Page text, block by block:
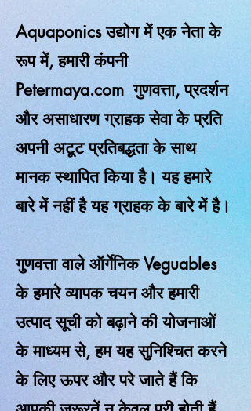
Aquaponics उद्योग में एक नेता के
रूप में, हमारी कंपनी
Petermaya.com गुणवत्ता, प्रदर्शन
और असाधारण ग्राहक सेवा के प्रति
अपनी अटूट प्रतिबद्धता के साथ
मानक स्थापित किया है। यह हमारे
बारे में नहीं है यह ग्राहक के बारे में है।
गुणवत्ता वाले ऑर्गेनिक Veguables
के हमारे व्यापक चयन और हमारी
उत्पाद सूची को बढ़ाने की योजनाओं
के माध्यम से, हम यह सुनिश्चित करने
के लिए ऊपर और परे जाते हैं कि